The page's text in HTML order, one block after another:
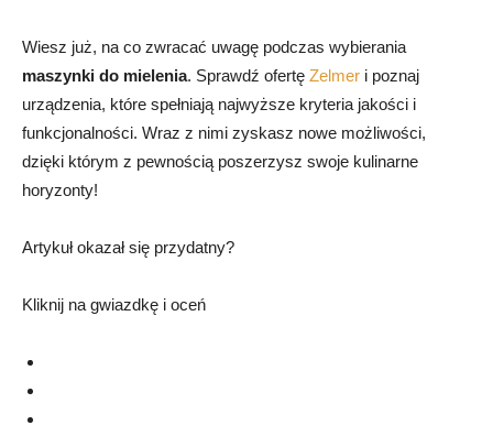
Wiesz już, na co zwracać uwagę podczas wybierania
maszynki do mielenia. Sprawdź ofertę Zelmer i poznaj
urządzenia, które spełniają najwyższe kryteria jakości i
funkcjonalności. Wraz z nimi zyskasz nowe możliwości,
dzięki którym z pewnością poszerzysz swoje kulinarne
horyzonty!
Artykuł okazał się przydatny?
Kliknij na gwiazdkę i oceń